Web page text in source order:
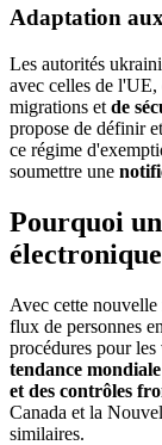
Adaptation
Les autorités
avec celles de
migrations et de
propose de définir
ce régime
soumettre une
Pourquoi
Avec cette
flux de personnes
procédures pour
tendance
et des contrôles
Canada et la
similaires.